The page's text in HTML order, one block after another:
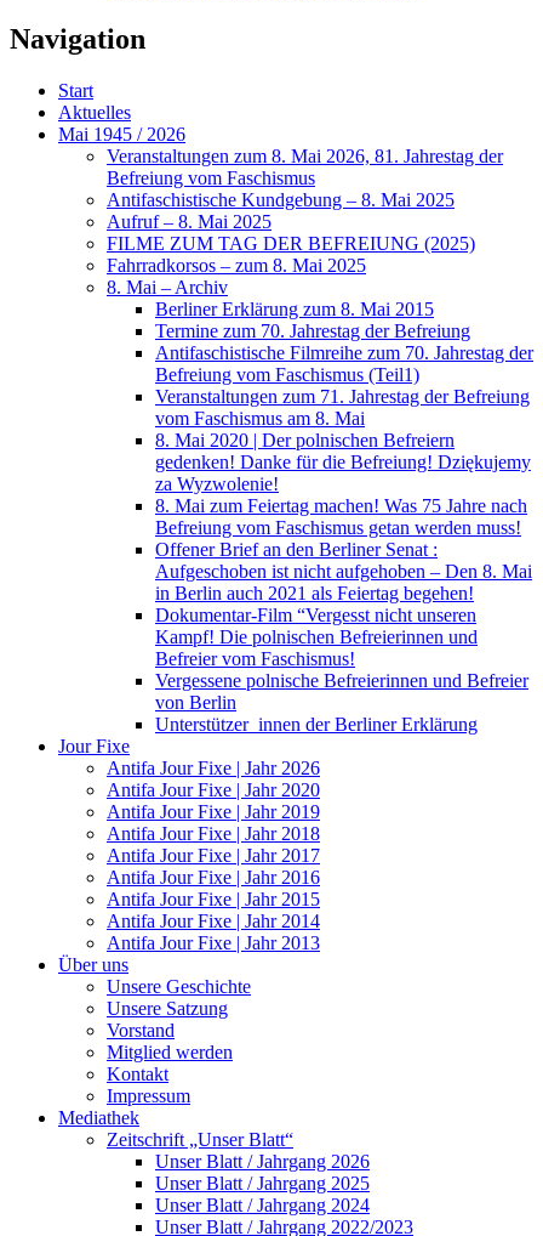
Navigation
Start
Aktuelles
Mai 1945 / 2026
Veranstaltungen zum 8. Mai 2026, 81. Jahrestag der
Befreiung vom Faschismus
Antifaschistische Kundgebung – 8. Mai 2025
Aufruf – 8. Mai 2025
FILME ZUM TAG DER BEFREIUNG (2025)
Fahrradkorsos – zum 8. Mai 2025
8. Mai – Archiv
Berliner Erklärung zum 8. Mai 2015
Termine zum 70. Jahrestag der Befreiung
Antifaschistische Filmreihe zum 70. Jahrestag der
Befreiung vom Faschismus (Teil1)
Veranstaltungen zum 71. Jahrestag der Befreiung
vom Faschismus am 8. Mai
8. Mai 2020 | Der polnischen Befreiern
gedenken! Danke für die Befreiung! Dziękujemy
za Wyzwolenie!
8. Mai zum Feiertag machen! Was 75 Jahre nach
Befreiung vom Faschismus getan werden muss!
Offener Brief an den Berliner Senat :
Aufgeschoben ist nicht aufgehoben – Den 8. Mai
in Berlin auch 2021 als Feiertag begehen!
Dokumentar-Film “Vergesst nicht unseren
Kampf! Die polnischen Befreierinnen und
Befreier vom Faschismus!
Vergessene polnische Befreierinnen und Befreier
von Berlin
Unterstützer_innen der Berliner Erklärung
Jour Fixe
Antifa Jour Fixe | Jahr 2026
Antifa Jour Fixe | Jahr 2020
Antifa Jour Fixe | Jahr 2019
Antifa Jour Fixe | Jahr 2018
Antifa Jour Fixe | Jahr 2017
Antifa Jour Fixe | Jahr 2016
Antifa Jour Fixe | Jahr 2015
Antifa Jour Fixe | Jahr 2014
Antifa Jour Fixe | Jahr 2013
Über uns
Unsere Geschichte
Unsere Satzung
Vorstand
Mitglied werden
Kontakt
Impressum
Mediathek
Zeitschrift „Unser Blatt“
Unser Blatt / Jahrgang 2026
Unser Blatt / Jahrgang 2025
Unser Blatt / Jahrgang 2024
Unser Blatt / Jahrgang 2022/2023